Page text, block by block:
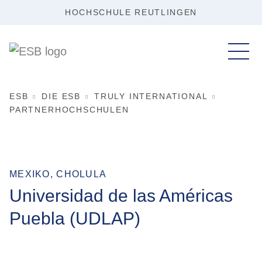
HOCHSCHULE REUTLINGEN
ESB DIE ESB
TRULY INTERNATIONAL
PARTNERHOCHSCHULEN
MEXIKO, CHOLULA
Universidad de las Américas
Puebla (UDLAP)